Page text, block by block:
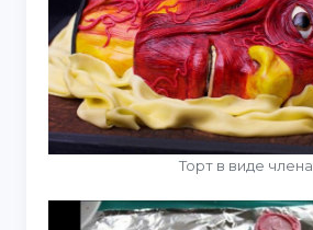
Торт в виде члена